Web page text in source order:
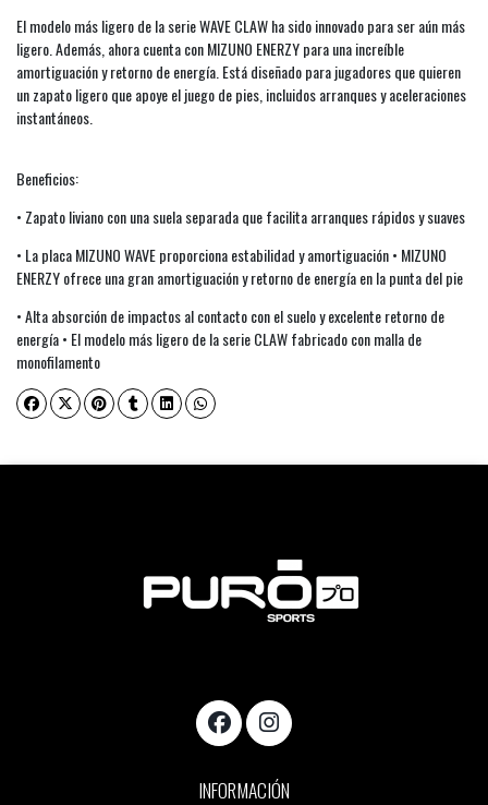
El modelo más ligero de la serie WAVE CLAW ha sido innovado para ser aún más
ligero. Además, ahora cuenta con MIZUNO ENERZY para una increíble
amortiguación y retorno de energía. Está diseñado para jugadores que quieren
un zapato ligero que apoye el juego de pies, incluidos arranques y aceleraciones
instantáneos.
Beneficios:
• Zapato liviano con una suela separada que facilita arranques rápidos y suaves
• La placa MIZUNO WAVE proporciona estabilidad y amortiguación • MIZUNO
ENERZY ofrece una gran amortiguación y retorno de energía en la punta del pie
• Alta absorción de impactos al contacto con el suelo y excelente retorno de
energía • El modelo más ligero de la serie CLAW fabricado con malla de
monofilamento
INFORMACIÓN